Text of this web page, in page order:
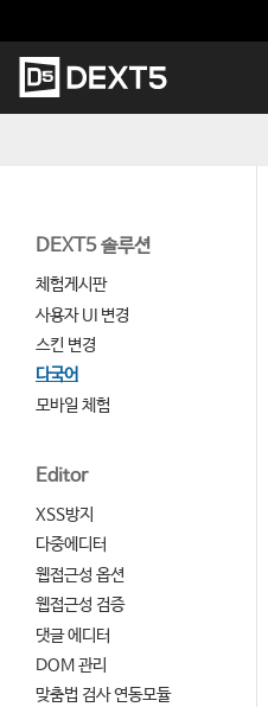
메
DEXT5 솔루션
체험게시판
사용자 UI 변경
스킨 변경
다국어
모바일 체험
Editor
XSS방지
다중에디터
웹접근성 옵션
웹접근성 검증
댓글 에디터
DOM 관리
맞춤법 검사 연동모듈